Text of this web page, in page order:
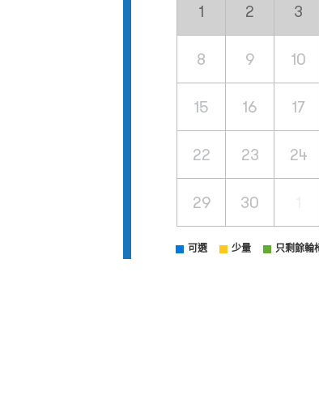
1 2 3
8 9 10
15 16 17
22 23 24
29 30
可選 少量 只剩餘輪